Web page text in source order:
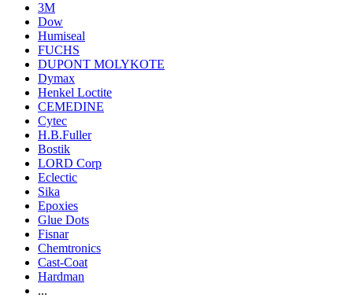
3M
Dow
Humiseal
FUCHS
DUPONT MOLYKOTE
Dymax
Henkel Loctite
CEMEDINE
Cytec
H.B.Fuller
Bostik
LORD Corp
Eclectic
Sika
Epoxies
Glue Dots
Fisnar
Chemtronics
Cast-Coat
Hardman
...